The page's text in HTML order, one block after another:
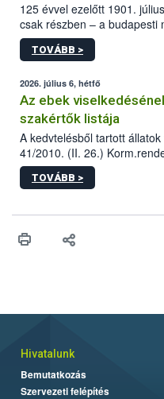
125 évvel ezelőtt 1901.
csak részben – a budapesti
állomás a Kis Rókus utca
tervezett új épületébe.
TOVÁBB >
2026. július 6, hétfő
Az ebek
szakértők listája
A kedvtelésből tartott
41/2010. (II. 26.)
sérülés, illetve ennek
hatósági feladatokat,
vonni az ebek
TOVÁBB >
Hivatalunk
Bemutatkozás
Szervezeti felépítés